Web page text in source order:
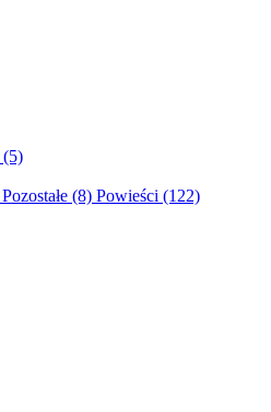
(5)
Pozostałe (8) Powieści (122)